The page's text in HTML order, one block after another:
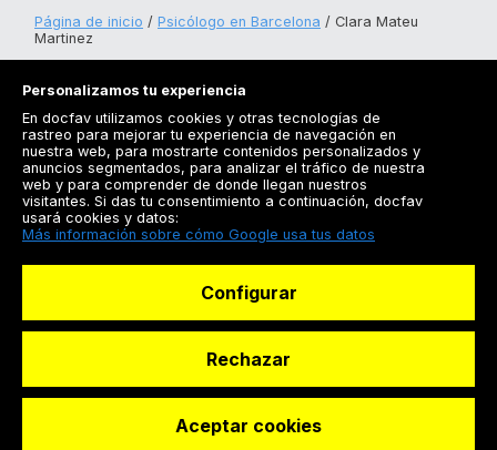
Página de inicio Psicólogo en Barcelona
Clara Mateu
Martinez
Registrarse
Docfav
© Dashboard Technologies S.L
Personalizamos tu experiencia
En docfav utilizamos cookies y otras tecnologías de
rastreo para mejorar tu experiencia de navegación en
nuestra web, para mostrarte contenidos personalizados y
anuncios segmentados, para analizar el tráfico de nuestra
web y para comprender de donde llegan nuestros
visitantes. Si das tu consentimiento a continuación, docfav
usará cookies y datos:
Más información sobre cómo Google usa tus datos
Configurar
Rechazar
Aceptar cookies